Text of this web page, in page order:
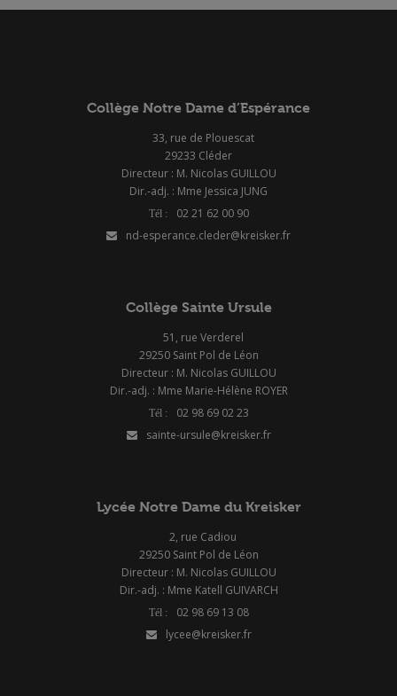
Collège Notre Dame d’Espérance
33, rue de Plouescat
29233 Cléder
Directeur : M. Nicolas GUILLOU
Dir.-adj. : Mme Jessica JUNG
02 21 62 00 90
nd-esperance.cleder@kreisker.fr
Collège Sainte Ursule
51, rue Verderel
29250 Saint Pol de Léon
Directeur : M. Nicolas GUILLOU
Dir.-adj. : Mme Marie-Hélène ROYER
02 98 69 02 23
sainte-ursule@kreisker.fr
Lycée Notre Dame du Kreisker
2, rue Cadiou
29250 Saint Pol de Léon
Directeur : M. Nicolas GUILLOU
Dir.-adj. : Mme Katell GUIVARCH
02 98 69 13 08
lycee@kreisker.fr